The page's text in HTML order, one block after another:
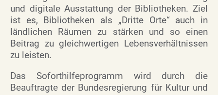
und digitale Ausstattung der Bibliotheken. Ziel
ist es, Bibliotheken als „Dritte Orte“ auch in
ländlichen Räumen zu stärken und so einen
Beitrag zu gleichwertigen Lebensverhältnissen
zu leisten.
Das Soforthilfeprogramm wird durch die
Beauftragte der Bundesregierung für Kultur und